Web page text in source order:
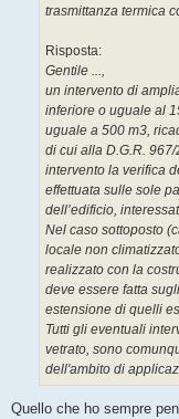
trasmittanza termica
Risposta:
Gentile ...,
un intervento di
inferiore o uguale al
uguale a 500 m3,
di cui alla D.G.R.
intervento la verifica
effettuata sulle sole
dell’edificio,
Nel caso sottoposto
locale non
realizzato con la
deve essere fatta
estensione di quelli
Tutti gli eventuali
vetrato, sono
dell'ambito di
Quello che ho sempre